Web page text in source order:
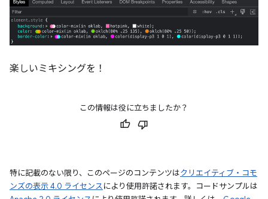
楽しいミキシングを！
この情報は役に立ちましたか？
特に記載のない限り、このページのコンテンツはクリエイティブ・コモ
ンズの表示 4.0 ライセンスにより使用許諾されます。コードサンプルは